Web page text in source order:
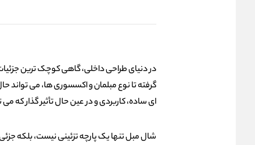
در دنیای طراحی داخلی، گاهی کوچک‌ ترین جزئیات
گرفته تا نوع مبلمان و اکسسوری‌ ها، می‌ تواند
ای ساده، کاربردی و در عین حال تأثیر گذار که
شال مبل تنها یک پارچه تزئینی نیست، بلکه